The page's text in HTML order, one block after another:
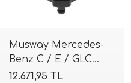
Musway Mercedes-
Benz C / E / GLC
Serisi Uyumlu 10 cm
12.671,95 TL